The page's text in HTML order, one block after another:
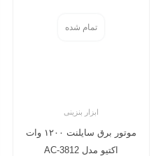
تمام شده
ابزار بنزینی
موتور برق سایلنت ۱۲۰۰ وات
اکتیو مدل AC-3812